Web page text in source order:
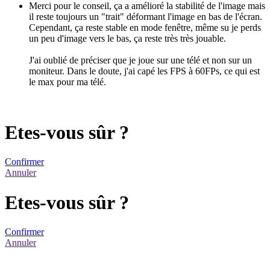
Merci pour le conseil, ça a amélioré la stabilité de l'image mais
il reste toujours un "trait" déformant l'image en bas de l'écran.
Cependant, ça reste stable en mode fenêtre, même su je perds
un peu d'image vers le bas, ça reste très très jouable.
J'ai oublié de préciser que je joue sur une télé et non sur un
moniteur. Dans le doute, j'ai capé les FPS à 60FPs, ce qui est
le max pour ma télé.
Etes-vous sûr ?
Confirmer
Annuler
Etes-vous sûr ?
Confirmer
Annuler